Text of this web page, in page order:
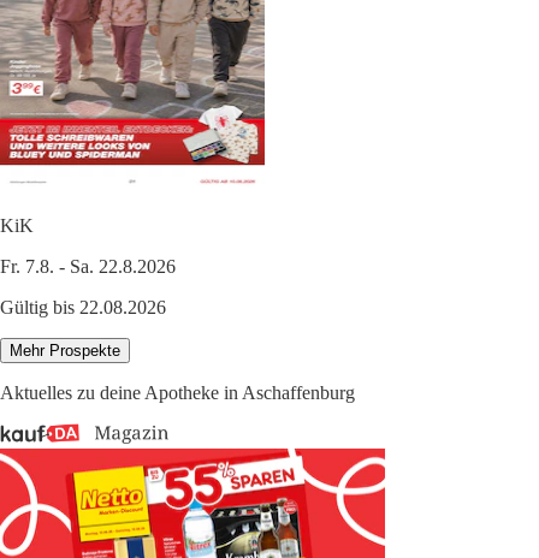
KiK
Fr. 7.8. - Sa. 22.8.2026
Gültig bis 22.08.2026
Mehr Prospekte
Aktuelles zu deine Apotheke in Aschaffenburg